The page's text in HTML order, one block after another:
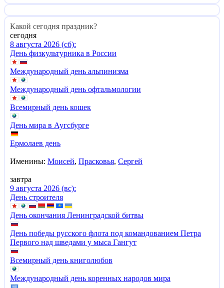
Какой сегодня праздник?
сегодня
8 августа 2026 (сб):
День физкультурника в России
Международный день альпинизма
Международный день офтальмологии
Всемирный день кошек
День мира в Аугсбурге
Ермолаев день
Именины: Моисей, Прасковья, Сергей
завтра
9 августа 2026 (вс):
День строителя
День окончания Ленинградской битвы
День победы русского флота под командованием Петра
Первого над шведами у мыса Гангут
Всемирный день книголюбов
Международный день коренных народов мира